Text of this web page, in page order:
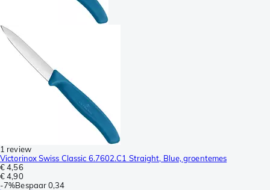
1 review
Victorinox Swiss Classic 6.7602.C1 Straight, Blue, groentemes
€ 4,56
€ 4,90
-7%Bespaar0,34